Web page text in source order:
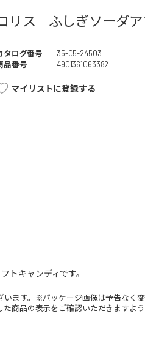
リス ふしぎソーダ
タログ番号
35-05-24503
品番号
4901361063382
マイリストに登録する
トキャンディです。
ます。※パッケージ画像は予告なく
商品の表示をご確認いただきますよう